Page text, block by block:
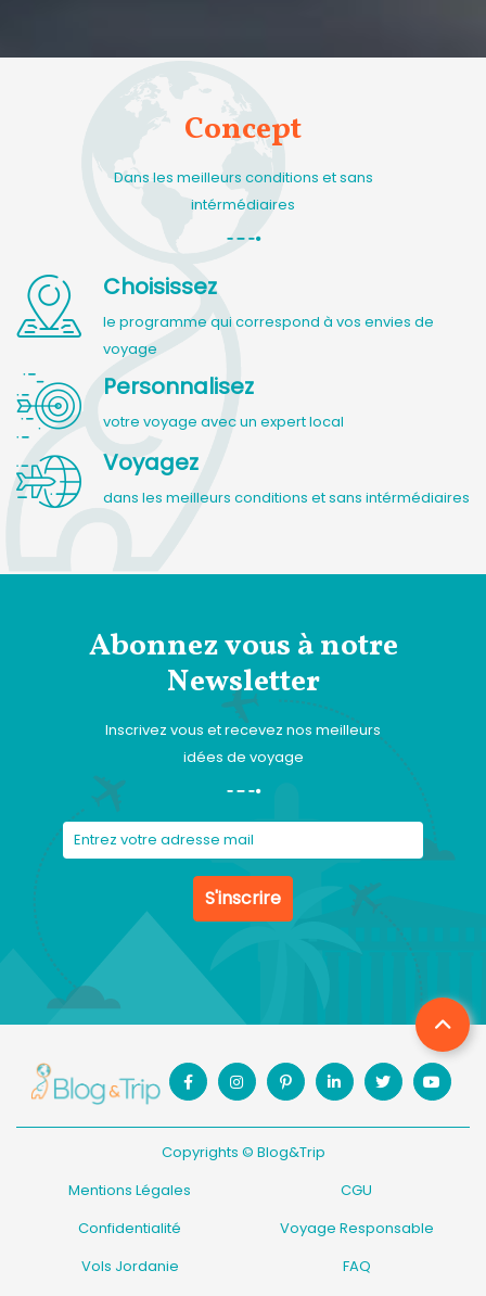
Concept
Dans les meilleurs conditions et sans
intérmédiaires
Choisissez
le programme qui correspond à vos envies de
voyage
Personnalisez
votre voyage avec un expert local
Voyagez
dans les meilleurs conditions et sans intérmédiaires
Abonnez vous à notre
Newsletter
Inscrivez vous et recevez nos meilleurs
idées de voyage
S'inscrire
Copyrights © Blog&Trip
Mentions Légales
CGU
Confidentialité
Voyage Responsable
Vols Jordanie
FAQ